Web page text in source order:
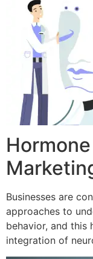
Businesses are
approaches to
behavior, and this
integration of